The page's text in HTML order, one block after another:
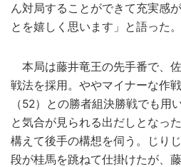
ん対局することができて充実感
とを嬉しく思います」と語った。
本局は藤井竜王の先手番で、
戦法を採用。ややマイナーな作戦
（52）との勝者組決勝戦でも用
と気合が見られる出だしとなっ
構えて後手の構想を伺う。じり
段が桂馬を跳ねて仕掛けたが、